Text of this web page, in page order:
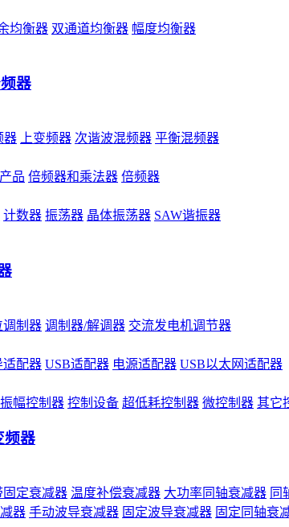
均衡器 双通道均衡器 幅度均衡器
器
器 上变频器 次谐波混频器 平衡混频器
品 倍频器和乘法器 倍频器
计数器 振荡器 晶体振荡器 SAW谐振器
调制器 调制器/解调器 交流发电机调节器
适配器 USB适配器 电源适配器 USB以太网适配器
幅控制器 控制设备 超低耗控制器 微控制器 其它
频器
固定衰减器 温度补偿衰减器 大功率同轴衰减器 同
器 手动波导衰减器 固定波导衰减器 固定同轴衰